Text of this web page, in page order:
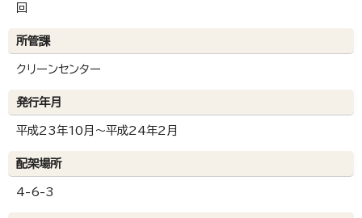
回
所管課
クリーンセンター
発行年月
平成23年10月～平成24年2月
配架場所
4-6-3